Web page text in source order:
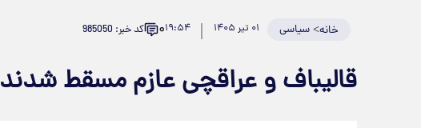
خانه>سیاسی ۰۱ تیر ۱۴۰۵ ۱۹:۵۴۰ کد خبر: 985050
قالیباف و عراقچی عازم مسقط شدند